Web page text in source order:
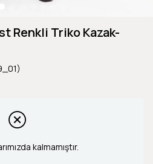
Renkli Triko Kazak-
kalmamıştır.